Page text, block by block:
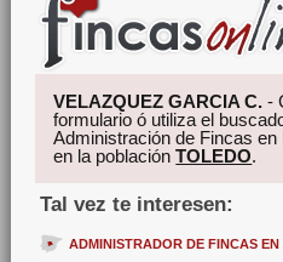
VELAZQUEZ GARCIA C. -
formulario ó utiliza el
Administración de Fincas
en la poblaciónTOLEDO.
Tal vez te interesen:
ADMINISTRADOR DE FINCAS EN